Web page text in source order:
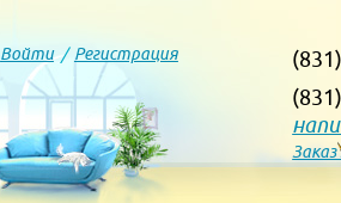
Войти/ Регистрация
Заказ